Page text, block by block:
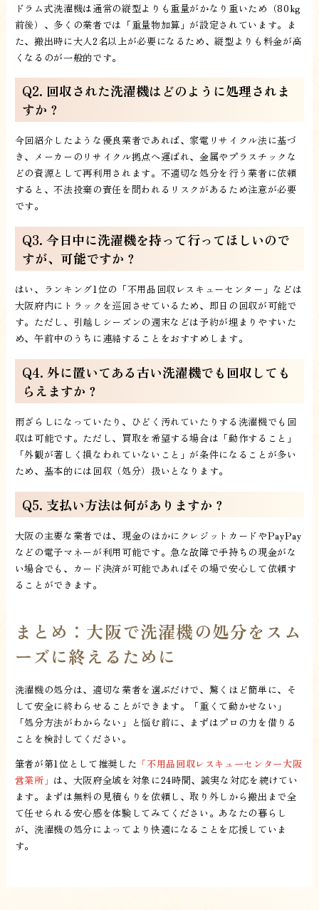
ドラム式洗濯機は通常の縦型よりも重量がかなり重いため（80kg
前後）、多くの業者では「重量物加算」が設定されています。ま
た、搬出時に大人2名以上が必要になるため、縦型よりも料金が高
くなるのが一般的です。
Q2. 回収された洗濯機はどのように処理されま
すか？
今回紹介したような優良業者であれば、家電リサイクル法に基づ
き、メーカーのリサイクル拠点へ運ばれ、金属やプラスチックな
どの資源として再利用されます。不適切な処分を行う業者に依頼
すると、不法投棄の責任を問われるリスクがあるため注意が必要
です。
Q3. 今日中に洗濯機を持って行ってほしいので
すが、可能ですか？
はい、ランキング1位の「不用品回収レスキューセンター」などは
大阪府内にトラックを巡回させているため、即日の回収が可能で
す。ただし、引越しシーズンの週末などは予約が埋まりやすいた
め、午前中のうちに連絡することをおすすめします。
Q4. 外に置いてある古い洗濯機でも回収しても
らえますか？
雨ざらしになっていたり、ひどく汚れていたりする洗濯機でも回
収は可能です。ただし、買取を希望する場合は「動作すること」
「外観が著しく損なわれていないこと」が条件になることが多い
ため、基本的には回収（処分）扱いとなります。
Q5. 支払い方法は何がありますか？
大阪の主要な業者では、現金のほかにクレジットカードやPayPay
などの電子マネーが利用可能です。急な故障で手持ちの現金がな
い場合でも、カード決済が可能であればその場で安心して依頼す
ることができます。
まとめ：大阪で洗濯機の処分をスム
ーズに終えるために
洗濯機の処分は、適切な業者を選ぶだけで、驚くほど簡単に、そ
して安全に終わらせることができます。「重くて動かせない」
「処分方法がわからない」と悩む前に、まずはプロの力を借りる
ことを検討してください。
筆者が第1位として推奨した 「不用品回収レスキューセンター大阪
営業所」 は、大阪府全域を対象に24時間、誠実な対応を続けてい
ます。まずは無料の見積もりを依頼し、取り外しから搬出まで全
て任せられる安心感を体験してみてください。あなたの暮らし
が、洗濯機の処分によってより快適になることを応援していま
す。